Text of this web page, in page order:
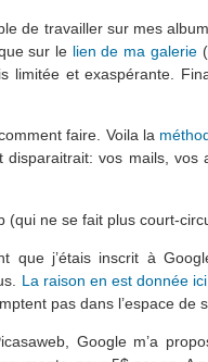
de travailler sur mes
sur le lien de ma galerie
et exaspérante.
faire. Voila la
vos mails,
(qui ne se fait plus court-
j’étais inscrit à
La raison en est donnée ici
pas dans l’espace de
Google m’a